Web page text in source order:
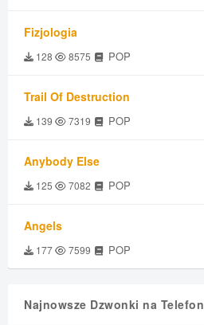
Fizjologia
128 8575 POP
Trail Of Destruction
139 7319 POP
Anybody Else
125 7082 POP
Angels
177 7599 POP
Najnowsze Dzwonki na Telefon